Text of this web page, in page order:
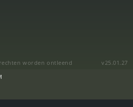
worden ontleend
v25.01.27